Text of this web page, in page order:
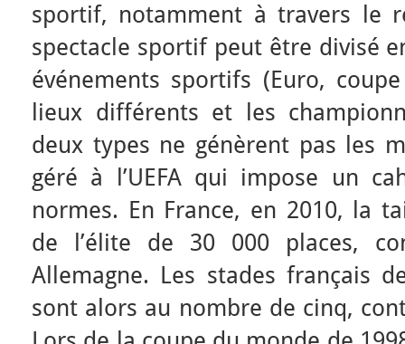
sportif, notamment à travers le
spectacle sportif peut être divisé
événements sportifs (Euro,
lieux différents et les
deux types ne génèrent pas les
géré à l’UEFA qui impose un
normes. En France, en 2010, la
de l’élite de 30 000 places,
Allemagne. Les stades français
sont alors au nombre de cinq,